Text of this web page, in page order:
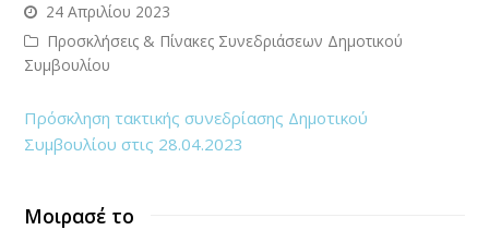
24 Απριλίου 2023
Προσκλήσεις & Πίνακες Συνεδριάσεων Δημοτικού
Συμβουλίου
Πρόσκληση τακτικής συνεδρίασης Δημοτικού
Συμβουλίου στις 28.04.2023
Μοιρασέ το